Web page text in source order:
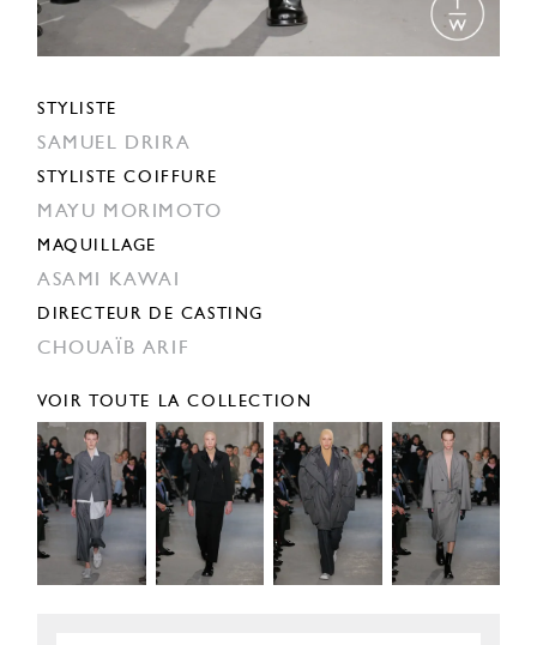
STYLISTE
SAMUEL DRIRA
STYLISTE COIFFURE
MAYU MORIMOTO
MAQUILLAGE
ASAMI KAWAI
DIRECTEUR DE CASTING
CHOUAÏB ARIF
VOIR TOUTE LA COLLECTION